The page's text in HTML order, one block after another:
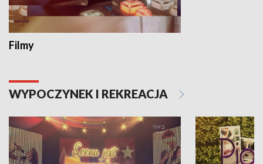
Filmy
WYPOCZYNEK I REKREACJA